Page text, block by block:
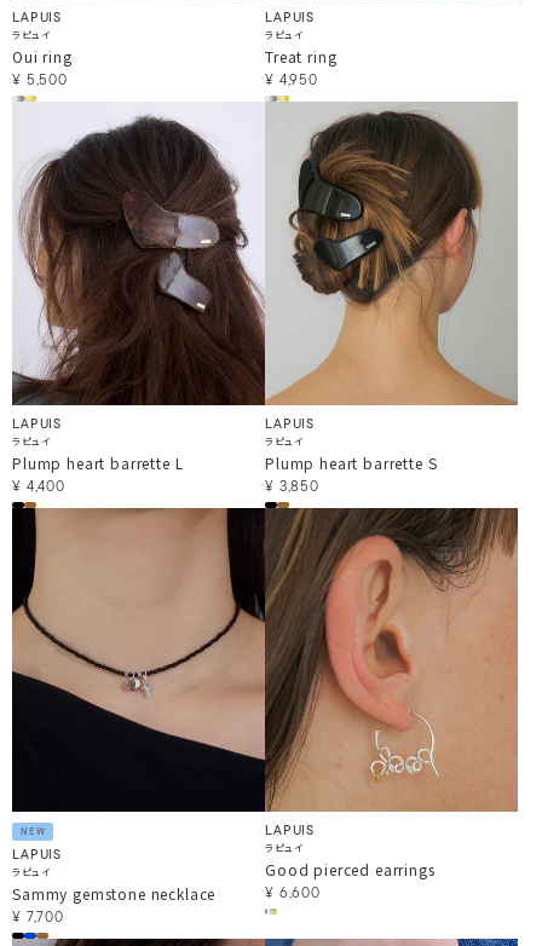
LAPUIS
ラピュイ
Oui ring
¥ 5,500
LAPUIS
ラピュイ
Treat ring
¥ 4,950
LAPUIS
ラピュイ
Plump heart barrette L
¥ 4,400
LAPUIS
ラピュイ
Plump heart barrette S
¥ 3,850
NEW
LAPUIS
ラピュイ
Sammy gemstone necklace
¥ 7,700
LAPUIS
ラピュイ
Good pierced earrings
¥ 6,600